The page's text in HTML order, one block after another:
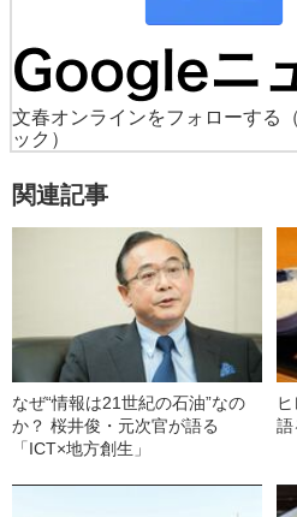
文春オンラインをフォローする
ック）
関連記事
なぜ“情報は21世紀の石油”なの
か？ 桜井俊・元次官が語る
「ICT×地方創生」
語